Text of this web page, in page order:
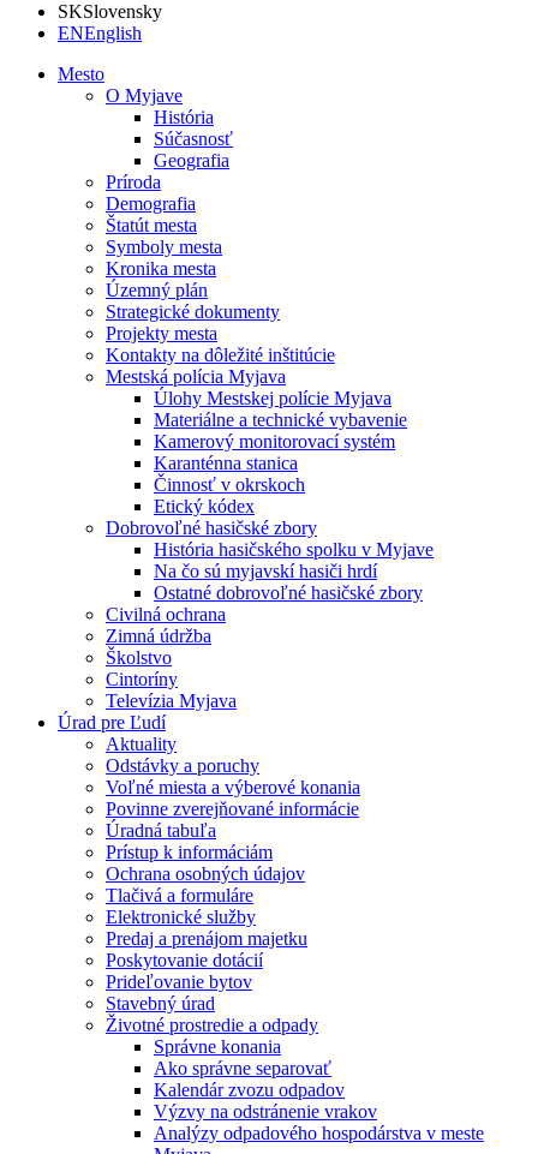
SKSlovensky
ENEnglish
Mesto
O Myjave
História
Súčasnosť
Geografia
Príroda
Demografia
Štatút mesta
Symboly mesta
Kronika mesta
Územný plán
Strategické dokumenty
Projekty mesta
Kontakty na dôležité inštitúcie
Mestská polícia Myjava
Úlohy Mestskej polície Myjava
Materiálne a technické vybavenie
Kamerový monitorovací systém
Karanténna stanica
Činnosť v okrskoch
Etický kódex
Dobrovoľné hasičské zbory
História hasičského spolku v Myjave
Na čo sú myjavskí hasiči hrdí
Ostatné dobrovoľné hasičské zbory
Civilná ochrana
Zimná údržba
Školstvo
Cintoríny
Televízia Myjava
Úrad pre Ľudí
Aktuality
Odstávky a poruchy
Voľné miesta a výberové konania
Povinne zverejňované informácie
Úradná tabuľa
Prístup k informáciám
Ochrana osobných údajov
Tlačivá a formuláre
Elektronické služby
Predaj a prenájom majetku
Poskytovanie dotácií
Prideľovanie bytov
Stavebný úrad
Životné prostredie a odpady
Správne konania
Ako správne separovať
Kalendár zvozu odpadov
Výzvy na odstránenie vrakov
Analýzy odpadového hospodárstva v meste